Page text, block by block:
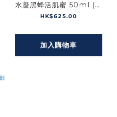
水凝黑蜂活肌蜜 50ml (平
行進口)
HK$625.00
加入購物車